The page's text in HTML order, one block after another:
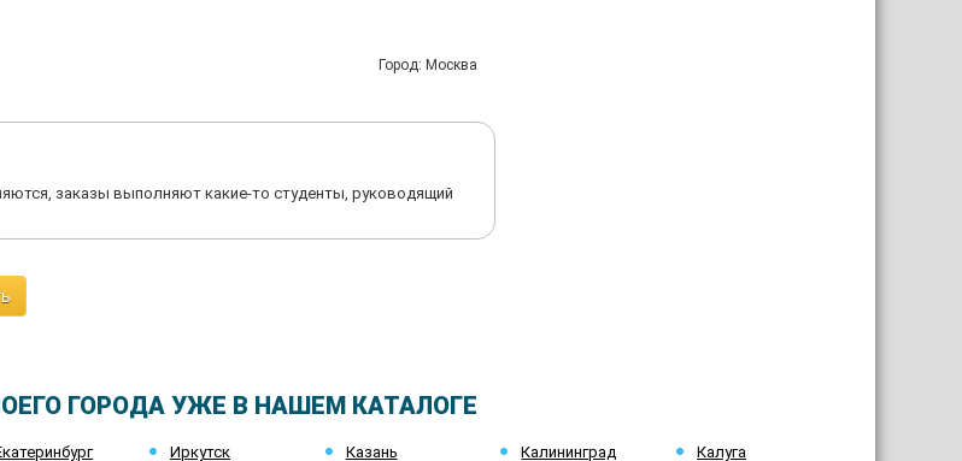
Город: Москва
заказы выполняют какие-то студенты, руководящий
ГОРОДА УЖЕ В НАШЕМ КАТАЛОГЕ
Иркутск Казань Калининград Калуга